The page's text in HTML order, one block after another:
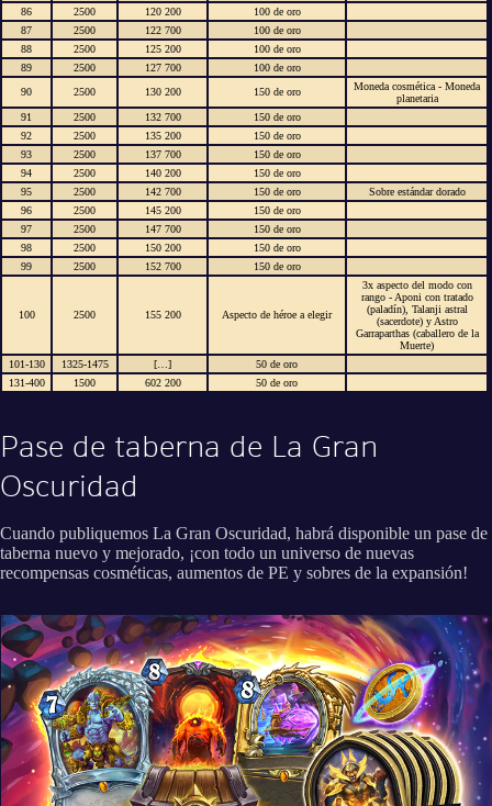
86
2500 120 200
100 de oro
87
2500 122 700
100 de oro
88
2500 125 200
100 de oro
89
2500 127 700
100 de oro
90
2500 130 200 150 de oro
Moneda cosmética - Moneda
planetaria
91
2500 132 700
150 de oro
92
2500 135 200
150 de oro
93
2500 137 700
150 de oro
94
2500 140 200
150 de oro
95
2500 142 700 150 de oro
Sobre estándar dorado
96
2500 145 200
150 de oro
97
2500 147 700
150 de oro
98
2500 150 200
150 de oro
99
2500 152 700 150 de oro
100 2500 155 200 Aspecto de héroe a elegir
3x aspecto del modo con
rango - Aponi con tratado
(paladín), Talanji astral
(sacerdote) y Astro
Garraparthas (caballero de la
Muerte)
101-130
1325-1475 […]
50 de oro
131-400
1500 602 200 50 de oro
Pase de taberna de La Gran
Oscuridad
Cuando publiquemos La Gran Oscuridad, habrá disponible un pase de
taberna nuevo y mejorado, ¡con todo un universo de nuevas
recompensas cosméticas, aumentos de PE y sobres de la expansión!